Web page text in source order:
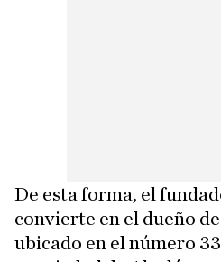
De esta forma, el
convierte en el dueño
ubicado en el número